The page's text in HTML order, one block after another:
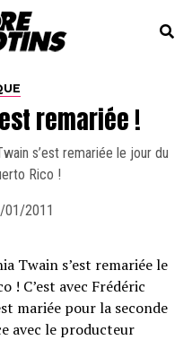
remariée !
s’est remariée le jour du
Rico !
01/2011
Twain s’est remariée le
! C’est avec Frédéric
mariée pour la seconde
avec le producteur